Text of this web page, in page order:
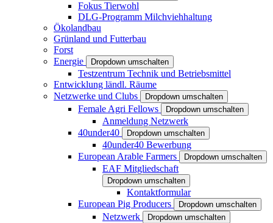
Fokus Tierwohl
DLG-Programm Milchviehhaltung
Ökolandbau
Grünland und Futterbau
Forst
Energie
Dropdown umschalten
Testzentrum Technik und Betriebsmittel
Entwicklung ländl. Räume
Netzwerke und Clubs
Dropdown umschalten
Female Agri Fellows Dropdown umschalten
Anmeldung Netzwerk
40under40
Dropdown umschalten
40under40 Bewerbung
European Arable Farmers
Dropdown umschalten
EAF Mitgliedschaft
Dropdown umschalten
Kontaktformular
European Pig Producers
Dropdown umschalten
Netzwerk Dropdown umschalten